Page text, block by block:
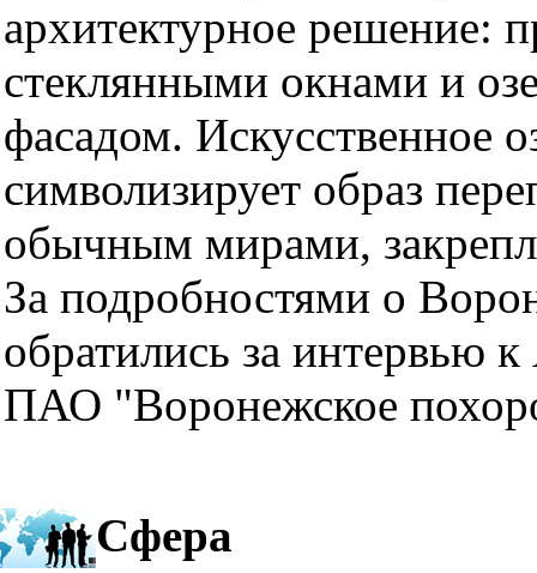
архитектурное решение:
стеклянными окнами и
фасадом. Искусственное
символизирует образ
обычным мирами,
За подробностями о
обратились за интервью
ПАО "Воронежское
Сфера